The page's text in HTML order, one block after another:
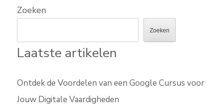
Zoeken
Zoeken
Laatste artikelen
Ontdek de Voordelen van een Google Cursus voor
Jouw Digitale Vaardigheden